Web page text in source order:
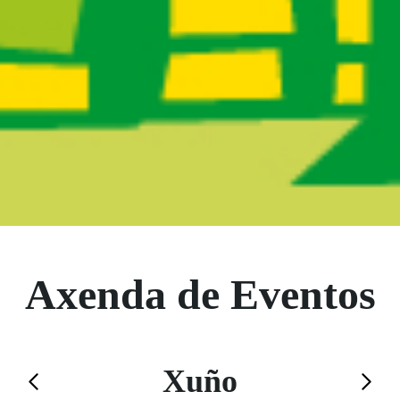
Axenda de Eventos
Calendario de Xuño
Saltar el calendario
Xuño